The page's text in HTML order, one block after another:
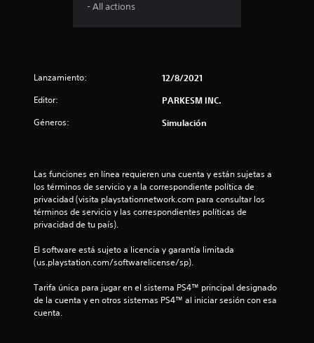
- All actions
Lanzamiento: 12/8/2021
Editor: PARKESM INC.
Géneros: Simulación
Las funciones en línea requieren una cuenta y están sujetas a
los términos de servicio y a la correspondiente política de
privacidad (visita playstationnetwork.com para consultar los
términos de servicio y las correspondientes políticas de
privacidad de tu país).
El software está sujeto a licencia y garantía limitada
(us.playstation.com/softwarelicense/sp).
Tarifa única para jugar en el sistema PS4™ principal designado
de la cuenta y en otros sistemas PS4™ al iniciar sesión con esa
cuenta.